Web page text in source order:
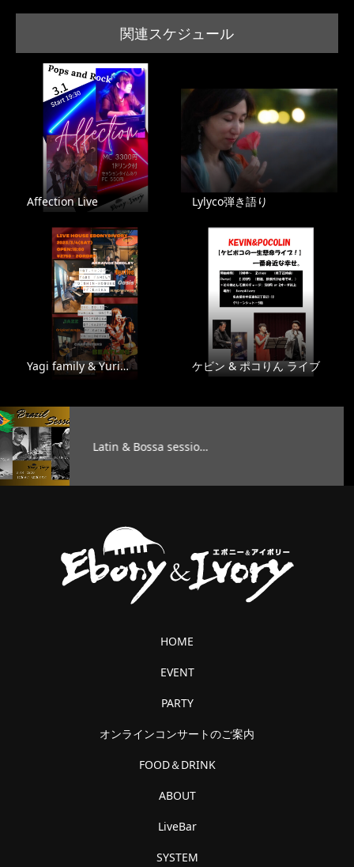
関連スケジュール
Affection Live Lylyco弾き語り
Yagi family & Yuri… ケビン & ポコりん ライブ
sessio…
HOME
EVENT
PARTY
オンラインコンサートのご案内
FOOD＆DRINK
ABOUT
LiveBar
SYSTEM